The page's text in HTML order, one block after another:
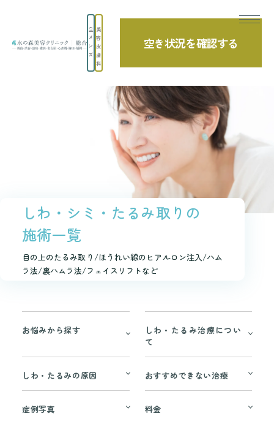
メ
ン
ズ
美
容
皮
膚
科
空き状況を確認する
TOP 診療項目 しわ・たるみ取り(若返り治療)
しわ・シミ・たるみ取りの
施術一覧
目の上のたるみ取り/ほうれい線のヒアルロン注入/ハム
ラ法/裏ハムラ法/フェイスリフトなど
お悩みから探す
しわ・たるみ治療につい
て
しわ・たるみの原因 おすすめできない治療
症例写真 料金